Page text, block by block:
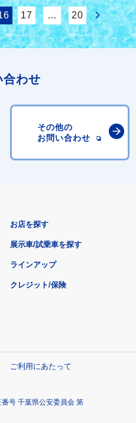
17 … 20
合わせ
その他の
お問い合わせ
お店を探す
展示車/試乗車を探す
ラインアップ
クレジット/保険
ご利用にあたって
号 千葉県公安委員会 第